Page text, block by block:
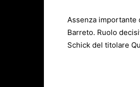
Assenza importante
Barreto. Ruolo
Schick del titolare